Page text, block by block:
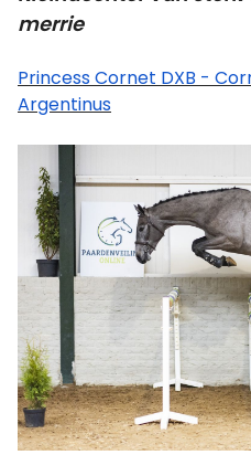
merrie
Princess Cornet DXB -
Argentinus